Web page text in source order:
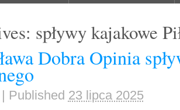
spływy kajakowe
Dobra Opinia
| Published 23 lipca 2025